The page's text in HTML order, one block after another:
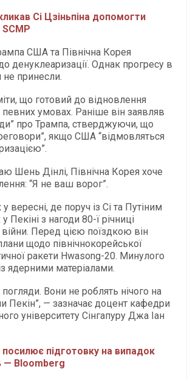
Сі Цзіньпіна допомогти
SCMP
США та Північна Корея
денуклеаризації. Однак прогресу в
принесли.
що готовий до відновлення
умовах. Раніше він заявляв
про Трампа, стверджуючи, що
якщо США “відмовляться
Шень Дінлі, Північна Корея хоче
“Я не ваш ворог”.
вересні, де поруч із Сі та Путіним
Пекіні з нагоди 80-ї річниці
війни. Перед цією поїздкою він
щодо північнокорейської
ракети Hwasong-20. Минулого
ядерними матеріалами.
Вони не роблять нічого на
Пекін”, — зазначає доцент кафедри
університету Сінгапуру Джа Іан
підготовку на випадок
— Bloomberg